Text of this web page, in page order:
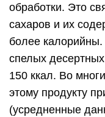
обработки. Это
сахаров и их
более
спелых
150 ккал. Во
этому продукту
(усредненные